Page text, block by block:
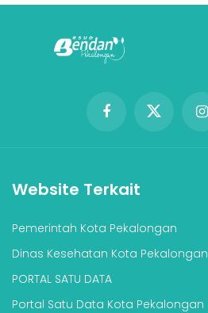
Website Terkait
Pemerintah Kota Pekalongan
Dinas Kesehatan Kota Pekalongan
PORTAL SATU DATA
Portal Satu Data Kota Pekalongan